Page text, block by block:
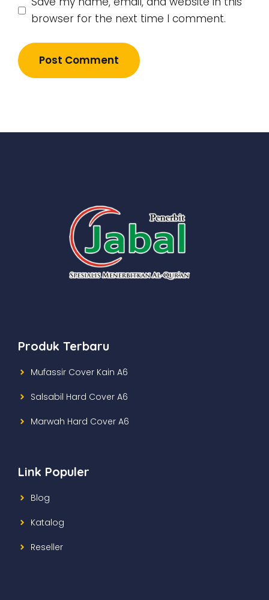
browser for the next time I comment.
Produk Terbaru
Mufassir Cover Kain A6
Salsabil Hard Cover A6
Marwah Hard Cover A6
Link Populer
Blog
Katalog
Reseller